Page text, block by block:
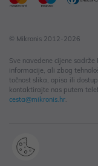
© Mikronis 2012-2026
Sve navedene cijene
informacije, ali zbog
točnost slika, opisa ili
kontaktirajte nas putem
cesta@mikronis.hr.